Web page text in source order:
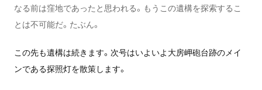
なる前は窪地であったと思われる。もうこの遺構を探索するこ
とは不可能だ。たぶん。
この先も遺構は続きます。次号はいよいよ大房岬砲台跡のメイ
ンである探照灯を散策します。